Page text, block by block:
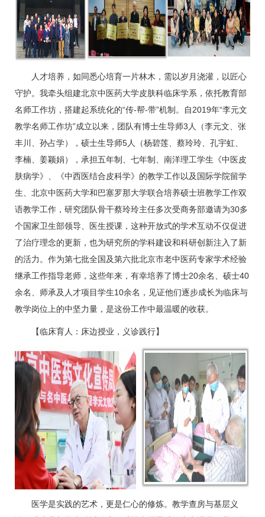
人才培养，如同悉心培育一片林木，需以岁月浇灌，以匠心
守护。我牵头组建北京中医药大学皮肤科临床学系，依托教育部
名师工作坊，搭建起系统化的“传-帮-带”机制。自2019年“李元文
教学名师工作坊”成立以来，团队有博士生导师3人（李元文
张
丰川
孙占学），硕士生导师5人（杨碧莲 蔡玲玲 、孔宇虹、
李楠
姜颖娟），承担五年制、七年制、南洋理工学生《中医皮
肤病学》、《中西医结合皮科学》的教学工作以及国际学院留学
生、北京中医药大学和巴塞罗那大学联合培养硕士班教学工作双
语教学工作，研究团队骨干蔡玲玲主任多次受商务部邀请为30多
个国家卫生部领导、医生授课，这种开放式的学术互动不仅促进
了治疗理念的更新，也为研究所的学科建设和科研创新注入了新
的活力。作为第七批全国及第六批北京市老中医药专家学术经验
继承工作指导老师，这些年来，有幸培养了博士20余名、硕士40
余名、师承及人才项目学生10余名，见证他们逐步成长为临床与
教学岗位上的中坚力量，是这份工作中最温暖的收获。
【临床育人：床边授业，义诊践行】
医学是实践的艺术，更是仁心的修炼。教学查房与基层义